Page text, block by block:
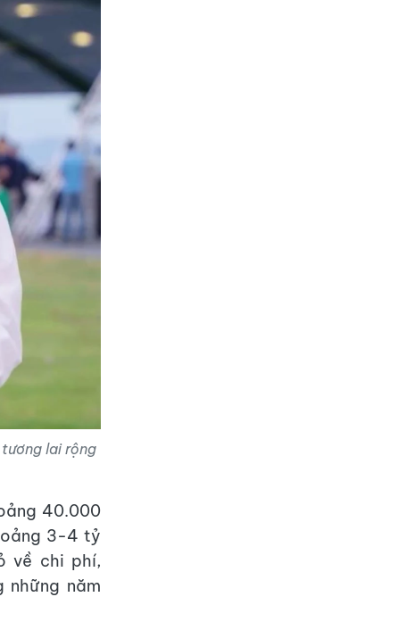
lai rộng
40.000
3-4 tỷ
về chi phí,
năm